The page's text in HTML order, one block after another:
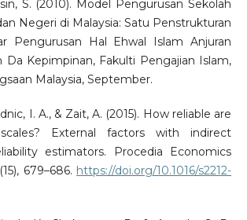
S. (2010). Model Pengurusan Sekolah
Negeri di Malaysia: Satu Penstrukturan
Pengurusan Hal Ehwal Islam Anjuran
Da Kepimpinan, Fakulti Pengajian Islam,
Malaysia, September.
I. A., & Zait, A. (2015). How reliable are
External factors with indirect
estimators. Procedia Economics
679–686. https://doi.org/10.1016/s2212-